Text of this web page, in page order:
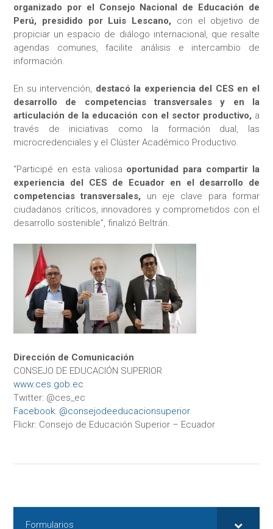
organizado por el Consejo Nacional de Educación de
Perú, presidido por Luis Lescano, con el objetivo de
propiciar un espacio de diálogo internacional, que resalte
agendas comunes, facilite análisis e intercambio de
información.
En su intervención, destacó la experiencia del CES en el
desarrollo de competencias transversales y en la
articulación de la educación con el sector productivo, a
través de iniciativas como la formación dual, las
microcredenciales y el Clúster Académico Productivo.
“Participé en esta valiosa oportunidad para compartir la
experiencia del CES de Ecuador en el desarrollo de
competencias transversales, un eje clave para formar
ciudadanos críticos, innovadores y comprometidos con el
desarrollo sostenible”, finalizó Beltrán.
Dirección de Comunicación
CONSEJO DE EDUCACIÓN SUPERIOR
www.ces.gob.ec
Twitter: @ces_ec
Facebook: @consejodeeducacionsuperior
Flickr: Consejo de Educación Superior – Ecuador
Formularios